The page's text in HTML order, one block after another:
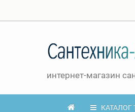
интернет-магазин
КАТАЛОГ